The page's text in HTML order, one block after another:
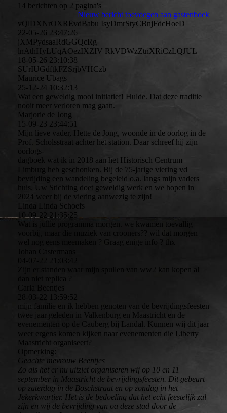
14 berichten op 2 pagina's
Nieuw bericht toevoegen aan gastenboek
vQlDXNrOXREvdBabu IsyDmrStyCBnjFdcHoeD
22-05-26 23:47:26
jXMPydsaaRdGGQcRg
lnAthHyLUqAOezIXZIV RkVDWzZtnXRiCzLQJUL
18-05-26 23:10:38
SUrIUGdftkFZSrjbVHCzb
Maurice Ubags
25-12-24 10:32:13
Wat een geweldig mooi initiatief! Hulde. Dat deze traditie
nooit meer verloren mag gaan.
Marjorie de Jong
15-09-23 23:44:51
Mijn lieve vader, Hette de Jong, woonde in de oorlog in de
Prof. Scholsstraat achter het station. Daar schreef hij zijn
oorlogs-
dagboek wat ik in 2018 aan het Historisch Centrum
Limburg heb geschonken. Bij de 75-jarige viering vd
bevrijding een wandeling begeleid o.a. langs mijn vaders
huis. Uw Stichting doet geweldig werk en we hopen in
2024 weer bij de viering aanwezig te zijn!
Linda Linda Schoefs
10-09-22 21:35:25
Wat is jullie programma morgen. we kwamen toevallig
voorbij, maar die muziek van crooners?? wil dat morgen
wel nog eens meemaken ? Graag enige info ? thx
Zijn er standen waar mijn spullen van ww2 kan kopen al
28-03-22
13:59:52
mijn familie en ik hebben genoten van de bevrijdingsfeesten
twee jaar geleden in Valkenburg en Maastricht en de
evenementen op de Cauberg bij Landal. Kunnen wij dit jaar
weer ergens komen kijken naar evenementen die Liberty
Maastricht organiseert?
Opmerking:
Geachte mevrouw Beentjes
Zo als het er nu uitziet organiseren wij op 10 en 11
september in Maastricht de bevrijdingsfeesten. Dit gebeurt
op zaterdag in de Boschstraat en op zondag in het
Jekerkwartier. Het is de bedoeling dat het echt feestelijk zal
zijn en wij de bevrijding van oa deze stad door de